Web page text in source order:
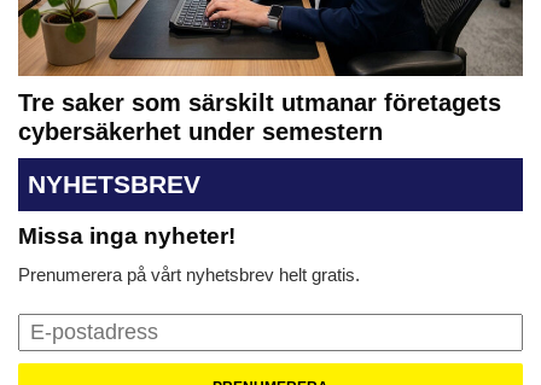
Tre saker som särskilt utmanar företagets
cybersäkerhet under semestern
NYHETSBREV
Missa inga nyheter!
Prenumerera på vårt nyhetsbrev helt gratis.